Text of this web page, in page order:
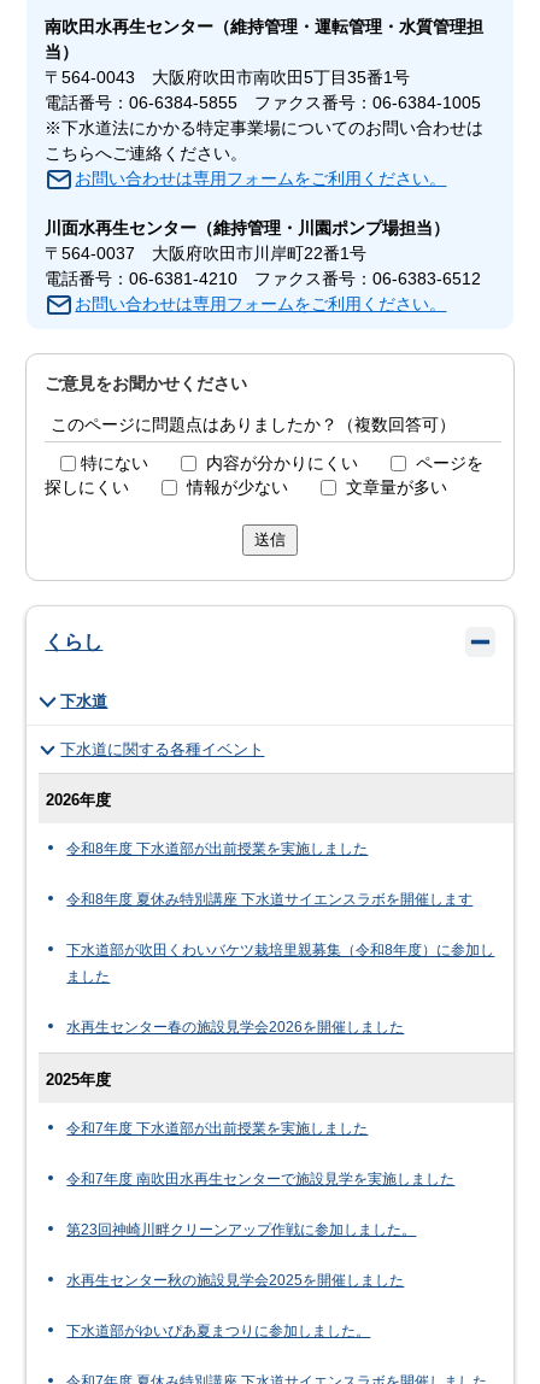
南吹田水再生センター （維持管理・運転管理・水質管理担
当）
〒564-0043 大阪府吹田市南吹田5丁目35番1号
電話番号：06-6384-5855 ファクス番号：06-6384-1005
※下水道法にかかる特定事業場についてのお問い合わせは
こちらへご連絡ください。
お問い合わせは専用フォームをご利用ください。
川面水再生センター （維持管理・川園ポンプ場担当）
〒564-0037 大阪府吹田市川岸町22番1号
電話番号：06-6381-4210 ファクス番号：06-6383-6512
お問い合わせは専用フォームをご利用ください。
ご意見をお聞かせください
このページに問題点はありましたか？（複数回答可）
特にない 内容が分かりにくい
ページを
探しにくい
情報が少ない 文章量が多い
送信
くらし
下水道
下水道に関する各種イベント
2026年度
令和8年度 下水道部が出前授業を実施しました
令和8年度 夏休み特別講座 下水道サイエンスラボを開催します
下水道部が吹田くわいバケツ栽培里親募集（令和8年度）に参加し
ました
水再生センター春の施設見学会2026を開催しました
2025年度
令和7年度 下水道部が出前授業を実施しました
令和7年度 南吹田水再生センターで施設見学を実施しました
第23回神崎川畔クリーンアップ作戦に参加しました。
水再生センター秋の施設見学会2025を開催しました
下水道部がゆいぴあ夏まつりに参加しました。